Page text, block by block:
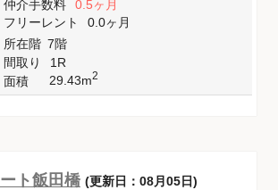
仲介手数料
0.5ヶ月
フリーレント
0.0ヶ月
所在階 7階
間取り
1R
面積
29.43m2
ト飯田橋 (更新日：08月05日)